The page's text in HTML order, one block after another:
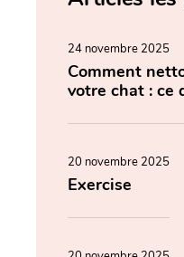
24 novembre 2025
Comment
votre chat : ce
20 novembre 2025
Exercise